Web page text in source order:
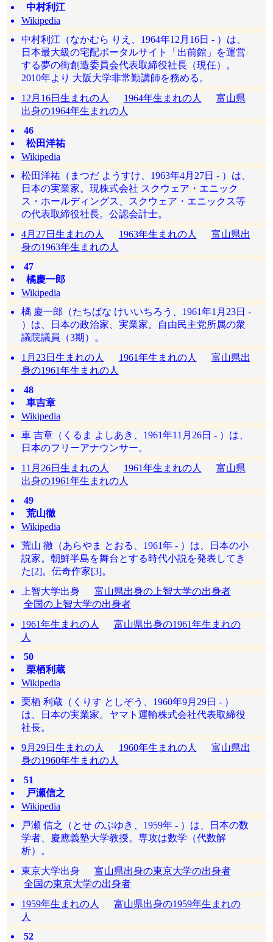
中村利江
Wikipedia
中村利江（なかむら りえ、1964年12月16日 - ）は、
日本最大級の宅配ポータルサイト「出前館」を運営
する夢の街創造委員会代表取締役社長（現任）。
2010年より 大阪大学非常勤講師を務める。
12月16日生まれの人
1964年生まれの人
富山県
出身の1964年生まれの人
46
松田洋祐
Wikipedia
松田洋祐（まつだ ようすけ、1963年4月27日 - ）は、
日本の実業家。現株式会社 スクウェア・エニック
ス・ホールディングス、スクウェア・エニックス等
の代表取締役社長。公認会計士。
4月27日生まれの人
1963年生まれの人
富山県出
身の1963年生まれの人
47
橘慶一郎
Wikipedia
橘 慶一郎（たちばな けいいちろう、1961年1月23日 -
）は、日本の政治家、実業家。自由民主党所属の衆
議院議員（3期）。
1月23日生まれの人
1961年生まれの人
富山県出
身の1961年生まれの人
48
車吉章
Wikipedia
車 吉章（くるま よしあき、1961年11月26日 - ）は、
日本のフリーアナウンサー。
11月26日生まれの人
1961年生まれの人
富山県
出身の1961年生まれの人
49
荒山徹
Wikipedia
荒山 徹（あらやま とおる、1961年 - ）は、日本の小
説家。朝鮮半島を舞台とする時代小説を発表してき
た[2]。伝奇作家[3]。
上智大学出身 富山県出身の上智大学の出身者
全国の上智大学の出身者
1961年生まれの人
富山県出身の1961年生まれの
人
50
栗栖利蔵
Wikipedia
栗栖 利蔵（くりす としぞう、1960年9月29日 - ）
は、日本の実業家。ヤマト運輸株式会社代表取締役
社長。
9月29日生まれの人
1960年生まれの人
富山県出
身の1960年生まれの人
51
戸瀬信之
Wikipedia
戸瀬 信之（とせ のぶゆき、1959年 - ）は、日本の数
学者、慶應義塾大学教授。専攻は数学（代数解
析）。
東京大学出身 富山県出身の東京大学の出身者
全国の東京大学の出身者
1959年生まれの人
富山県出身の1959年生まれの
人
52